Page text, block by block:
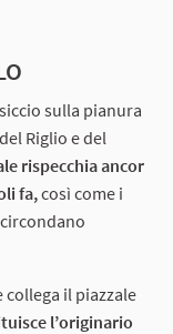
sulla pianura
Riglio e del
rispecchia ancor
fa,così come i
il piazzale
l’originario